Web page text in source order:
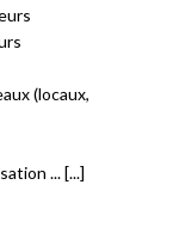
(locaux,
... [...]